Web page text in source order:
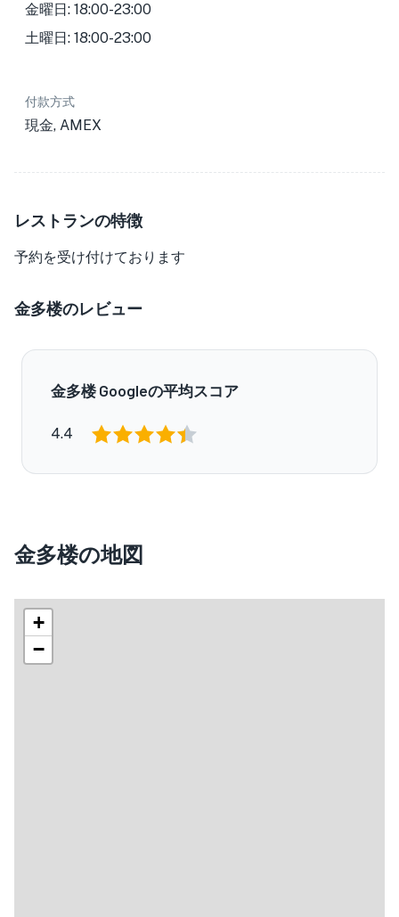
金曜日: 18:00-23:00
土曜日: 18:00-23:00
付款方式
現金, AMEX
レストランの特徴
予約を受け付けております
金多楼のレビュー
金多楼 Googleの平均スコア
4.4
金多楼の地図
+
−